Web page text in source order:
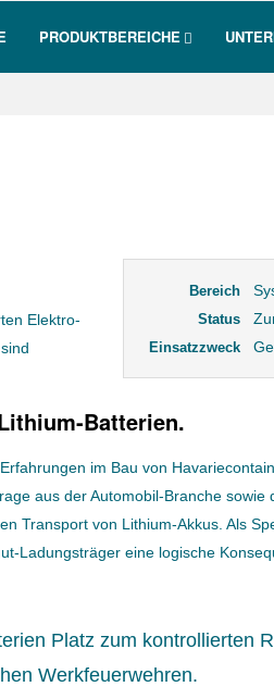
PRODUKTBEREICHE
Bereich
Status
Einsatzzweck
Elektro-
Batterien.
im Bau von
aus der Automobil-Branche sowie
Transport von Lithium-Akkus. Als
Ladungsträger eine logische
Platz zum kontrollierten
Werkfeuerwehren.